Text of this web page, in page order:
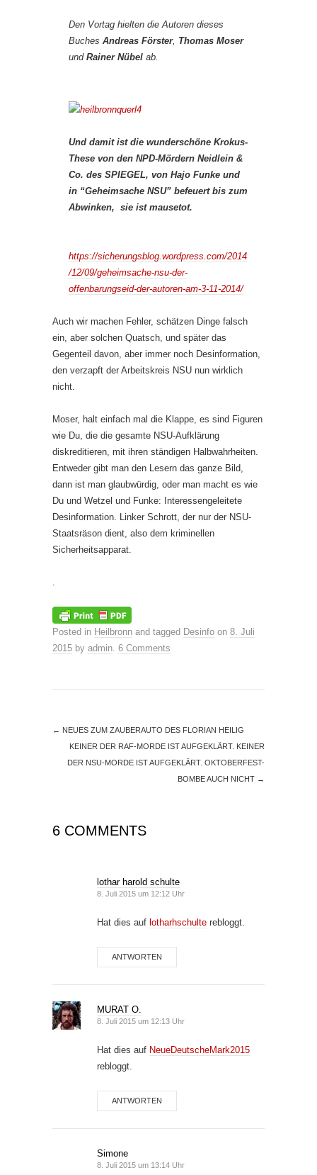
Den Vortag hielten die Autoren dieses
Buches Andreas Förster, Thomas Moser
und Rainer Nübel ab.
Und damit ist die wunderschöne Krokus-
These von den NPD-Mördern Neidlein &
Co. des SPIEGEL, von Hajo Funke und
in “Geheimsache NSU” befeuert bis zum
Abwinken, sie ist mausetot.
https://sicherungsblog.wordpress.com/2014
/12/09/geheimsache-nsu-der-
offenbarungseid-der-autoren-am-3-11-2014/
Auch wir machen Fehler, schätzen Dinge falsch
ein, aber solchen Quatsch, und später das
Gegenteil davon, aber immer noch Desinformation,
den verzapft der Arbeitskreis NSU nun wirklich
nicht.
Moser, halt einfach mal die Klappe, es sind Figuren
wie Du, die die gesamte NSU-Aufklärung
diskreditieren, mit ihren ständigen Halbwahrheiten.
Entweder gibt man den Lesern das ganze Bild,
dann ist man glaubwürdig, oder man macht es wie
Du und Wetzel und Funke: Interessengeleitete
Desinformation. Linker Schrott, der nur der NSU-
Staatsräson dient, also dem kriminellen
Sicherheitsapparat.
Posted in Heilbronn and tagged Desinfo on 8. Juli
2015 by admin. 6 Comments
← NEUES ZUM ZAUBERAUTO DES FLORIAN HEILIG
KEINER DER RAF-MORDE IST AUFGEKLÄRT. KEINER
DER NSU-MORDE IST AUFGEKLÄRT. OKTOBERFEST-
BOMBE AUCH NICHT →
6 COMMENTS
lothar harold schulte
8. Juli 2015 um 12:12 Uhr
Hat dies auf lotharhschulte rebloggt.
ANTWORTEN
MURAT O.
8. Juli 2015 um 12:13 Uhr
Hat dies auf NeueDeutscheMark2015
rebloggt.
ANTWORTEN
Simone
8. Juli 2015 um 13:14 Uhr